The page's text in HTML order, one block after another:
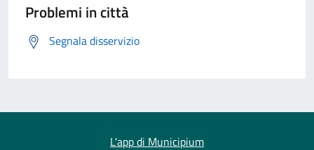
Problemi in città
Segnala disservizio
L'app di Municipium